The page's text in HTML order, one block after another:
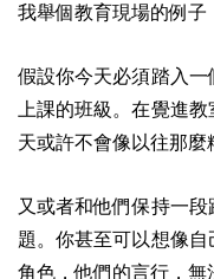
我舉個教育現場的例子
假設你今天必須踏入
上課的班級。在覺進
天或許不會像以往那麼
又或者和他們保持一
題。你甚至可以想像
角色，他們的言行，無